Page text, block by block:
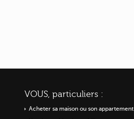
VOUS, particuliers :
Acheter sa maison ou son appartement